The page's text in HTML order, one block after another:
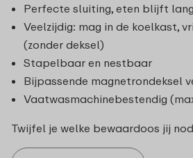
Perfecte sluiting, eten blijft
Veelzijdig: mag in de koelkast,
(zonder deksel)
Stapelbaar en nestbaar
Bijpassende magnetrondeksel
Vaatwasmachinebestendig
Twijfel je welke bewaardoos jij